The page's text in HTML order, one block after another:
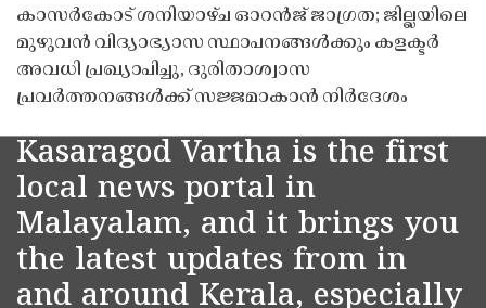
കാസർകോട് ശനിയാഴ്ച ഓറൻജ് ജാഗ്രത; ജില്ലയിലെ
മുഴുവൻ വിദ്യാഭ്യാസ സ്ഥാപനങ്ങൾക്കും കളക്ടർ
അവധി പ്രഖ്യാപിച്ചു, ദുരിതാശ്വാസ
പ്രവർത്തനങ്ങൾക്ക് സജ്ജമാകാൻ നിർദേശം
Kasaragod Vartha is the first
local news portal in
Malayalam, and it brings you
the latest updates from in
and around Kerala, especially